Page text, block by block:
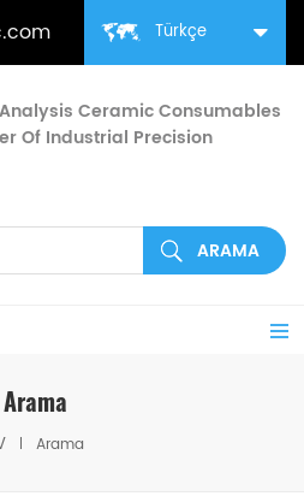
Türkçe
Ceramic Consumables
Of Industrial Precision
Arama
Arama